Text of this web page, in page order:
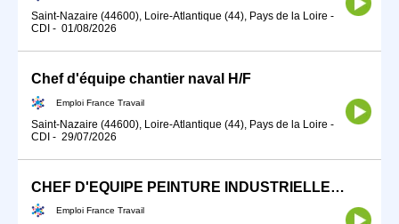
Saint-Nazaire (44600), Loire-Atlantique (44), Pays de la Loire -
CDI - 01/08/2026
Chef d'équipe chantier naval H/F
Emploi France Travail
Saint-Nazaire (44600), Loire-Atlantique (44), Pays de la Loire -
CDI - 29/07/2026
CHEF D'EQUIPE PEINTURE INDUSTRIELLE NAVALE H/F
Emploi France Travail